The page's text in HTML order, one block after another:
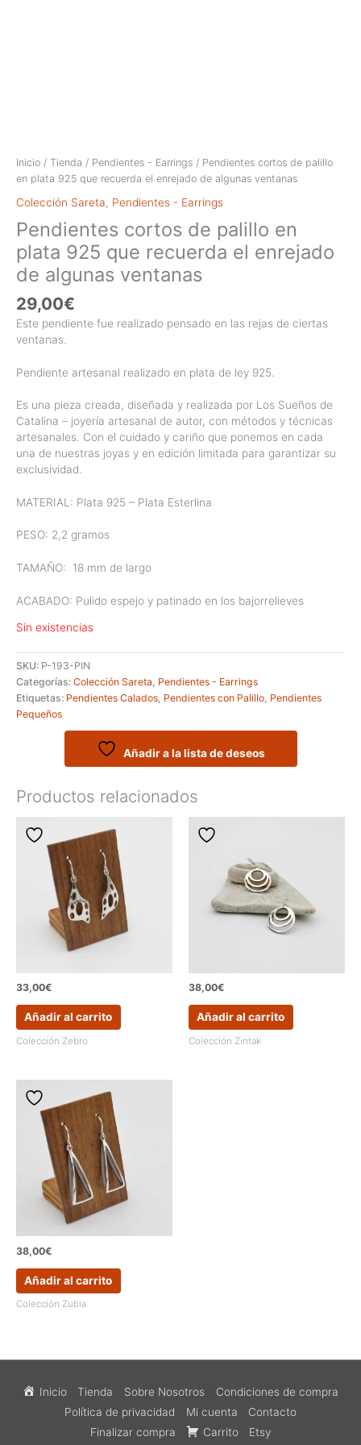
Inicio / Tienda / Pendientes - Earrings / Pendientes cortos de palillo
en plata 925 que recuerda el enrejado de algunas ventanas
Colección Sareta Pendientes - Earrings
Pendientes cortos de palillo en
plata 925 que recuerda el enrejado
de algunas ventanas
29,00€
Este pendiente fue realizado pensado en las rejas de ciertas
ventanas.
Pendiente artesanal realizado en plata de ley 925.
Es una pieza creada, diseñada y realizada por Los Sueños de
Catalina – joyería artesanal de autor, con métodos y técnicas
artesanales. Con el cuidado y cariño que ponemos en cada
una de nuestras joyas y en edición limitada para garantizar su
exclusividad.
MATERIAL: Plata 925 – Plata Esterlina
PESO: 2,2 gramos
TAMAÑO: 18 mm de largo
ACABADO: Pulido espejo y patinado en los bajorrelieves
Sin existencias
SKU: P-193-PIN
Categorías: Colección Sareta Pendientes - Earrings
Etiquetas: Pendientes Calados Pendientes con Palillo Pendientes
Pequeños
Añadir a la lista de deseos
Productos relacionados
33,00€
Añadir al carrito
Colección Zebro
38,00€
Añadir al carrito
Colección Zintak
38,00€
Añadir al carrito
Colección Zubia
Inicio Tienda Sobre Nosotros
Condiciones de compra
Política de privacidad
Mi cuenta
Contacto
Finalizar compra
Carrito Etsy